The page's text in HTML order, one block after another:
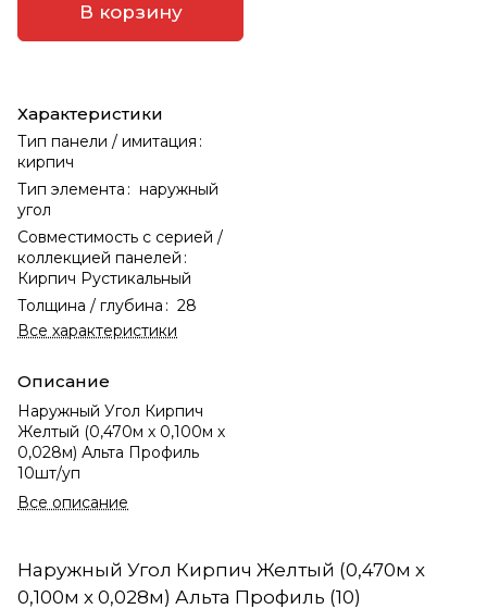
В корзину
Характеристики
Тип панели / имитация :
кирпич
Тип элемента : наружный
угол
Совместимость с серией /
коллекцией панелей :
Кирпич Рустикальный
Толщина / глубина : 28
Все характеристики
Описание
Наружный Угол Кирпич
Желтый (0,470м х 0,100м х
0,028м) Альта Профиль
10шт/уп
Все описание
Наружный Угол Кирпич Желтый (0,470м х
0,100м х 0,028м) Альта Профиль (10)